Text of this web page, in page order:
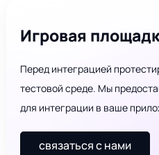
Игровая
Перед интеграцией
тестовой среде. Мы
для интеграции в ваше
связаться с нами